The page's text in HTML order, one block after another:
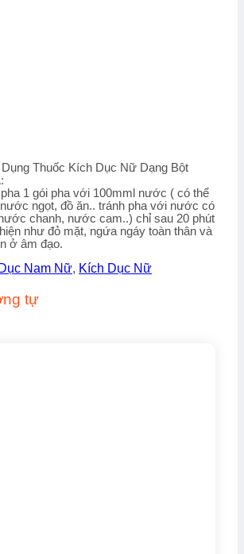
Thuốc Kích Dục Nữ Dạng Bột
1 gói pha với 100mml nước ( có thể
ngọt, đồ ăn.. tránh pha với nước có
chanh, nước cam..) chỉ sau 20 phút
như đỏ mặt, ngứa ngáy toàn thân và
ở âm đạo.
Nam Nữ, Kích Dục Nữ
tự